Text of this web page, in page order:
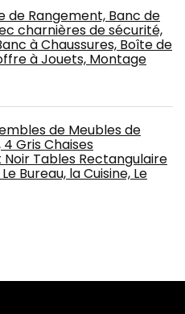
de Rangement, Banc de
charnières de sécurité,
à Chaussures, Boîte de
à Jouets, Montage
de Meubles de
Gris Chaises
Tables Rectangulaire
Bureau, la Cuisine, Le